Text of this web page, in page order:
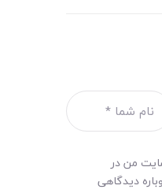
من در
دیدگاهی